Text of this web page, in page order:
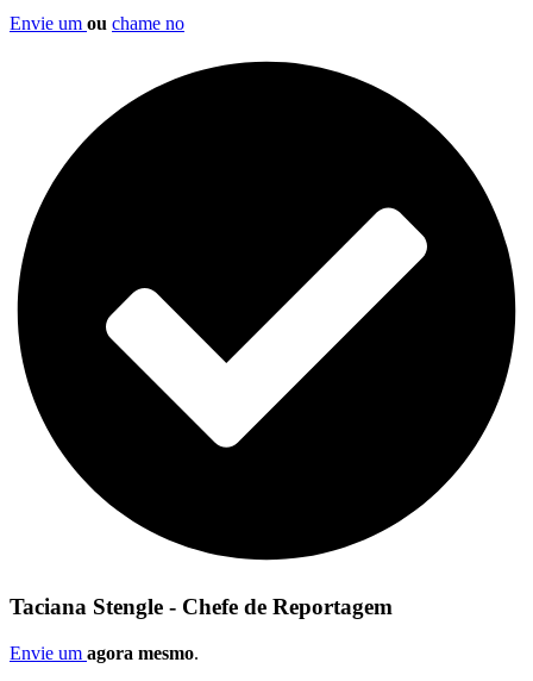
Envie um ou chame no
Taciana Stengle - Chefe de Reportagem
Envie um agora mesmo.